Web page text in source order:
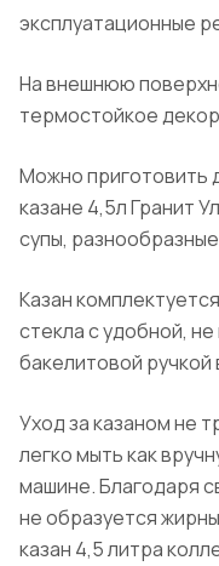
эксплуатационные
На внешнюю
термостойкое
Можно приготовить
казане 4,5лГранит
супы,
Казан
стекла с удобной,
бакелитовой
Уход за казаном не
легко мыть как
машине. Благодаря
не образуется
казан 4,5 литра